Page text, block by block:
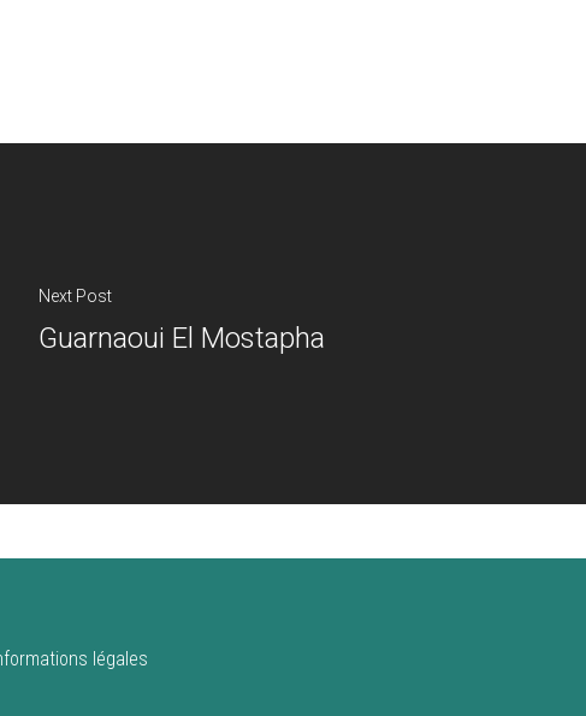
Next Post
Guarnaoui El Mostapha
légales